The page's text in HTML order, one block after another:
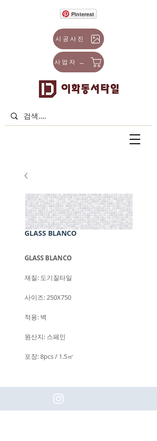
사업자 몰
시공사진
Pinterest
GLASS BLANCO
GLASS BLANCO
재질: 도기질타일
사이즈: 250X750
적용: 벽
원산지: 스페인
포장: 8pcs / 1.5㎡